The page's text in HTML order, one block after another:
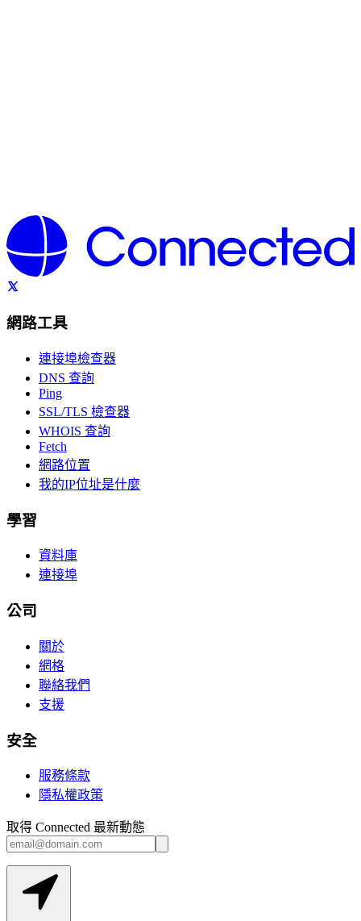
網路工具
連接埠檢查器
DNS 查詢
Ping
SSL/TLS 檢查器
WHOIS 查詢
Fetch
網路位置
我的IP位址是什麼
學習
資料庫
連接埠
公司
關於
網格
聯絡我們
支援
安全
服務條款
隱私權政策
取得 Connected 最新動態